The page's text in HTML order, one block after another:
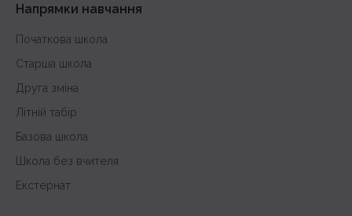
Напрямки навчання
Початкова школа
Старша школа
Друга зміна
Літній табір
Базова школа
Школа без вчителя
Екстернат